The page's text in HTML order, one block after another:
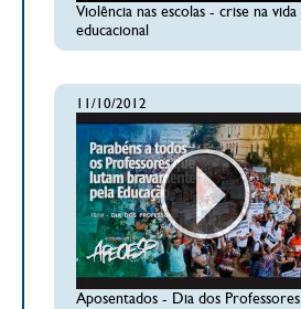
Violência nas escolas - crise na vida
educacional
11/10/2012
Aposentados - Dia dos Professores